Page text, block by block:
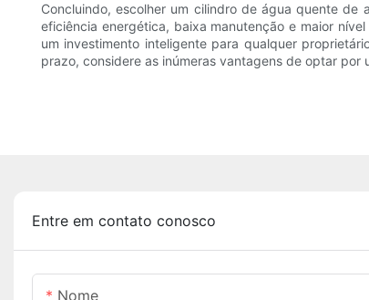
Concluindo, escolher um cilindro de água quente
eficiência energética, baixa manutenção e maior
um investimento inteligente para qualquer
prazo, considere as inúmeras vantagens de optar
Entre em contato conosco
Nome